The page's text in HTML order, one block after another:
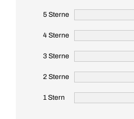
5 Sterne
4 Sterne
3 Sterne
2 Sterne
1 Stern